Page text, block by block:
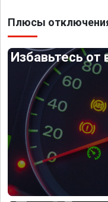
Плюсы
Избавьтесь от